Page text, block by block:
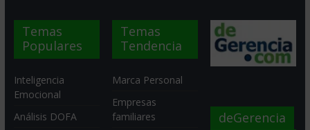
Temas
Populares
Inteligencia
Emocional
Análisis DOFA
Temas
Tendencia
Marca Personal
Empresas
familiares
deGerencia